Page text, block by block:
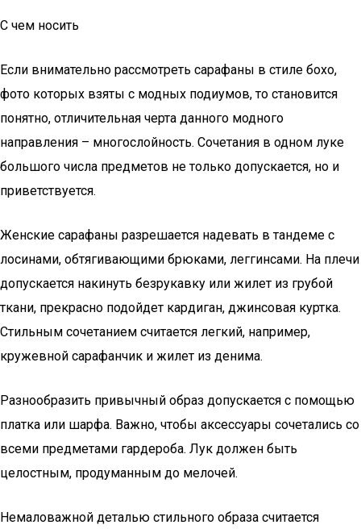
С чем носить
Если внимательно рассмотреть сарафаны в стиле бохо,
фото которых взяты с модных подиумов, то становится
понятно, отличительная черта данного модного
направления – многослойность. Сочетания в одном луке
большого числа предметов не только допускается, но и
приветствуется.
Женские сарафаны разрешается надевать в тандеме с
лосинами, обтягивающими брюками, леггинсами. На плечи
допускается накинуть безрукавку или жилет из грубой
ткани, прекрасно подойдет кардиган, джинсовая куртка.
Стильным сочетанием считается легкий, например,
кружевной сарафанчик и жилет из денима.
Разнообразить привычный образ допускается с помощью
платка или шарфа. Важно, чтобы аксессуары сочетались со
всеми предметами гардероба. Лук должен быть
целостным, продуманным до мелочей.
Немаловажной деталью стильного образа считается